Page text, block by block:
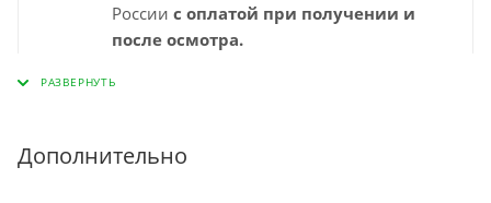
России с оплатой при получении и
после осмотра.
самовывоза СДЭК и забирайте заказ
"ориентировочно" на странице
Дополнительно